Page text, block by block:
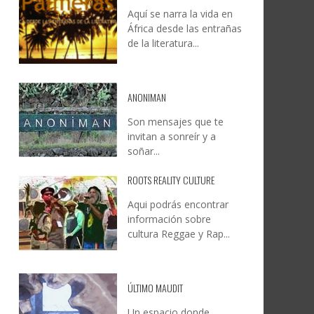
DOCANARIAS CONVOCA A
INSTITUCIONES A REFLEXIONAR
SOBRE LA INTERNACIONALIZACIÓN
CREATIVA CANARIA, 6 AGOSTO, 2026
JESÚS RODRÍGUEZ FALCÓN:
NATURALEZA, CAMINO Y
FOTOGRAFÍA
Aquí se narra la vida en
África desde las entrañas
de la literatura...
ANONIMAN
Son mensajes que te
invitan a sonreír y a
soñar...
ROOTS REALITY CULTURE
Aqui podrás encontrar
información sobre
cultura Reggae y Rap...
ÚLTIMO MAUDIT